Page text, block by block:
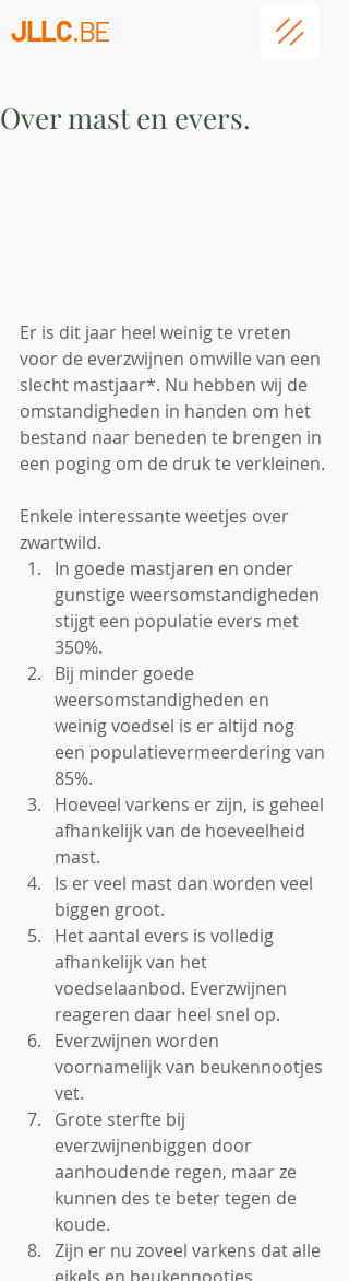
JLLC.BE
Over mast en evers.
Er is dit jaar heel weinig te vreten
voor de everzwijnen omwille van een
slecht mastjaar*. Nu hebben wij de
omstandigheden in handen om het
bestand naar beneden te brengen in
een poging om de druk te verkleinen.
Enkele interessante weetjes over
zwartwild.
In goede mastjaren en onder
gunstige weersomstandigheden
stijgt een populatie evers met
350%.
Bij minder goede
weersomstandigheden en
weinig voedsel is er altijd nog
een populatievermeerdering van
85%.
Hoeveel varkens er zijn, is geheel
afhankelijk van de hoeveelheid
mast.
Is er veel mast dan worden veel
biggen groot.
Het aantal evers is volledig
afhankelijk van het
voedselaanbod. Everzwijnen
reageren daar heel snel op.
Everzwijnen worden
voornamelijk van beukennootjes
vet.
Grote sterfte bij
everzwijnenbiggen door
aanhoudende regen, maar ze
kunnen des te beter tegen de
koude.
Zijn er nu zoveel varkens dat alle